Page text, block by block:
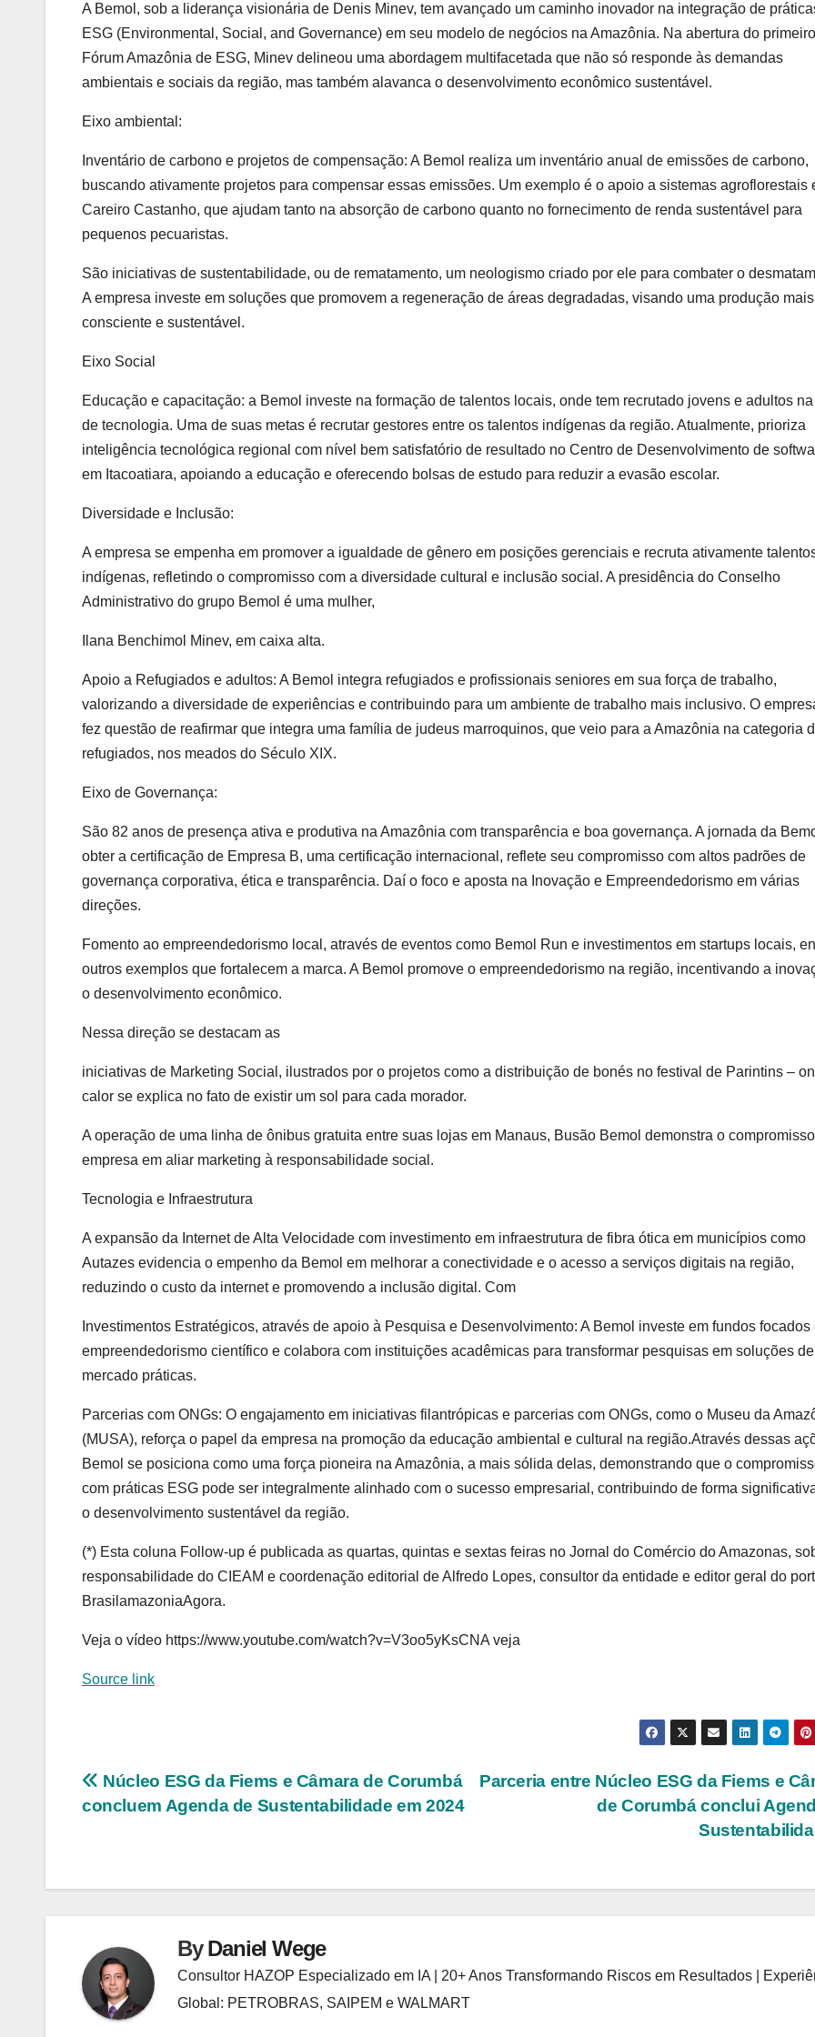
A Bemol, sob a liderança visionária de Denis Minev, tem avançado um caminho inovador na integração de
ESG (Environmental, Social, and Governance) em seu modelo de negócios na Amazônia. Na abertura do primeiro
Fórum Amazônia de ESG, Minev delineou uma abordagem multifacetada que não só responde às demandas
ambientais e sociais da região, mas também alavanca o desenvolvimento econômico sustentável.
Eixo ambiental:
Inventário de carbono e projetos de compensação: A Bemol realiza um inventário anual de emissões de carbono,
buscando ativamente projetos para compensar essas emissões. Um exemplo é o apoio a sistemas agroflorestais
Careiro Castanho, que ajudam tanto na absorção de carbono quanto no fornecimento de renda sustentável para
pequenos pecuaristas.
São iniciativas de sustentabilidade, ou de rematamento, um neologismo criado por ele para combater o
A empresa investe em soluções que promovem a regeneração de áreas degradadas, visando uma produção mais
consciente e sustentável.
Eixo Social
Educação e capacitação: a Bemol investe na formação de talentos locais, onde tem recrutado jovens e adultos
de tecnologia. Uma de suas metas é recrutar gestores entre os talentos indígenas da região. Atualmente, prioriza
inteligência tecnológica regional com nível bem satisfatório de resultado no Centro de Desenvolvimento de
em Itacoatiara, apoiando a educação e oferecendo bolsas de estudo para reduzir a evasão escolar.
Diversidade e Inclusão:
A empresa se empenha em promover a igualdade de gênero em posições gerenciais e recruta ativamente
indígenas, refletindo o compromisso com a diversidade cultural e inclusão social. A presidência do Conselho
Administrativo do grupo Bemol é uma mulher,
Ilana Benchimol Minev, em caixa alta.
Apoio a Refugiados e adultos: A Bemol integra refugiados e profissionais seniores em sua força de trabalho,
valorizando a diversidade de experiências e contribuindo para um ambiente de trabalho mais inclusivo. O
fez questão de reafirmar que integra uma família de judeus marroquinos, que veio para a Amazônia na categoria
refugiados, nos meados do Século XIX.
Eixo de Governança:
São 82 anos de presença ativa e produtiva na Amazônia com transparência e boa governança. A jornada da
obter a certificação de Empresa B, uma certificação internacional, reflete seu compromisso com altos padrões de
governança corporativa, ética e transparência. Daí o foco e aposta na Inovação e Empreendedorismo em várias
direções.
Fomento ao empreendedorismo local, através de eventos como Bemol Run e investimentos em startups locais,
outros exemplos que fortalecem a marca. A Bemol promove o empreendedorismo na região, incentivando a
o desenvolvimento econômico.
Nessa direção se destacam as
iniciativas de Marketing Social, ilustrados por o projetos como a distribuição de bonés no festival de Parintins –
calor se explica no fato de existir um sol para cada morador.
A operação de uma linha de ônibus gratuita entre suas lojas em Manaus, Busão Bemol demonstra o
empresa em aliar marketing à responsabilidade social.
Tecnologia e Infraestrutura
A expansão da Internet de Alta Velocidade com investimento em infraestrutura de fibra ótica em municípios como
Autazes evidencia o empenho da Bemol em melhorar a conectividade e o acesso a serviços digitais na região,
reduzindo o custo da internet e promovendo a inclusão digital. Com
Investimentos Estratégicos, através de apoio à Pesquisa e Desenvolvimento: A Bemol investe em fundos focados
empreendedorismo científico e colabora com instituições acadêmicas para transformar pesquisas em soluções de
mercado práticas.
Parcerias com ONGs: O engajamento em iniciativas filantrópicas e parcerias com ONGs, como o Museu da
(MUSA), reforça o papel da empresa na promoção da educação ambiental e cultural na região.Através dessas
Bemol se posiciona como uma força pioneira na Amazônia, a mais sólida delas, demonstrando que o
com práticas ESG pode ser integralmente alinhado com o sucesso empresarial, contribuindo de forma
o desenvolvimento sustentável da região.
(*) Esta coluna Follow-up é publicada as quartas, quintas e sextas feiras no Jornal do Comércio do Amazonas,
responsabilidade do CIEAM e coordenação editorial de Alfredo Lopes, consultor da entidade e editor geral do
BrasilamazoniaAgora.
Veja o vídeo https://www.youtube.com/watch?v=V3oo5yKsCNA veja
Source link
Navegação
Parceria entre Núcleo ESG da Fiems e
de Corumbá conclui
Núcleo ESG da Fiems e Câmara de Corumbá
concluem Agenda de Sustentabilidade em 2024
ByDaniel Wege
Consultor HAZOP Especializado em IA | 20+ Anos Transformando Riscos em Resultados |
Global: PETROBRAS, SAIPEM e WALMART